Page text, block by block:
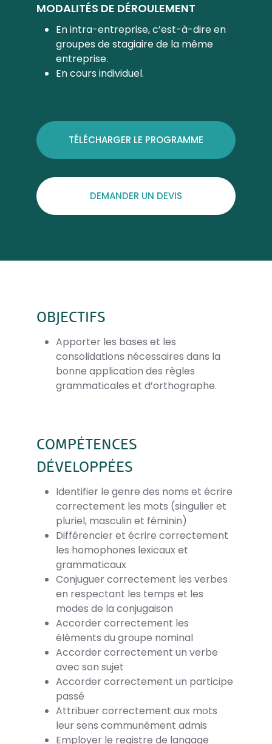
MODALITÉS DE DÉROULEMENT
En intra-entreprise, c’est-à-dire en
groupes de stagiaire de la même
entreprise.
En cours individuel.
TÉLÉCHARGER LE PROGRAMME
DEMANDER UN DEVIS
OBJECTIFS
Apporter les bases et les
consolidations nécessaires dans la
bonne application des règles
grammaticales et d’orthographe.
COMPÉTENCES
DÉVELOPPÉES
Identifier le genre des noms et écrire
correctement les mots (singulier et
pluriel, masculin et féminin)
Différencier et écrire correctement
les homophones lexicaux et
grammaticaux
Conjuguer correctement les verbes
en respectant les temps et les
modes de la conjugaison
Accorder correctement les
éléments du groupe nominal
Accorder correctement un verbe
avec son sujet
Accorder correctement un participe
passé
Attribuer correctement aux mots
leur sens communément admis
Employer le registre de langage